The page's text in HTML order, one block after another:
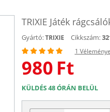
TRIXIE Játék
Gyártó: TRIXIE Cikkszám:
1
980 Ft
KÜLDÉS 48 ÓRÁN BELÜL